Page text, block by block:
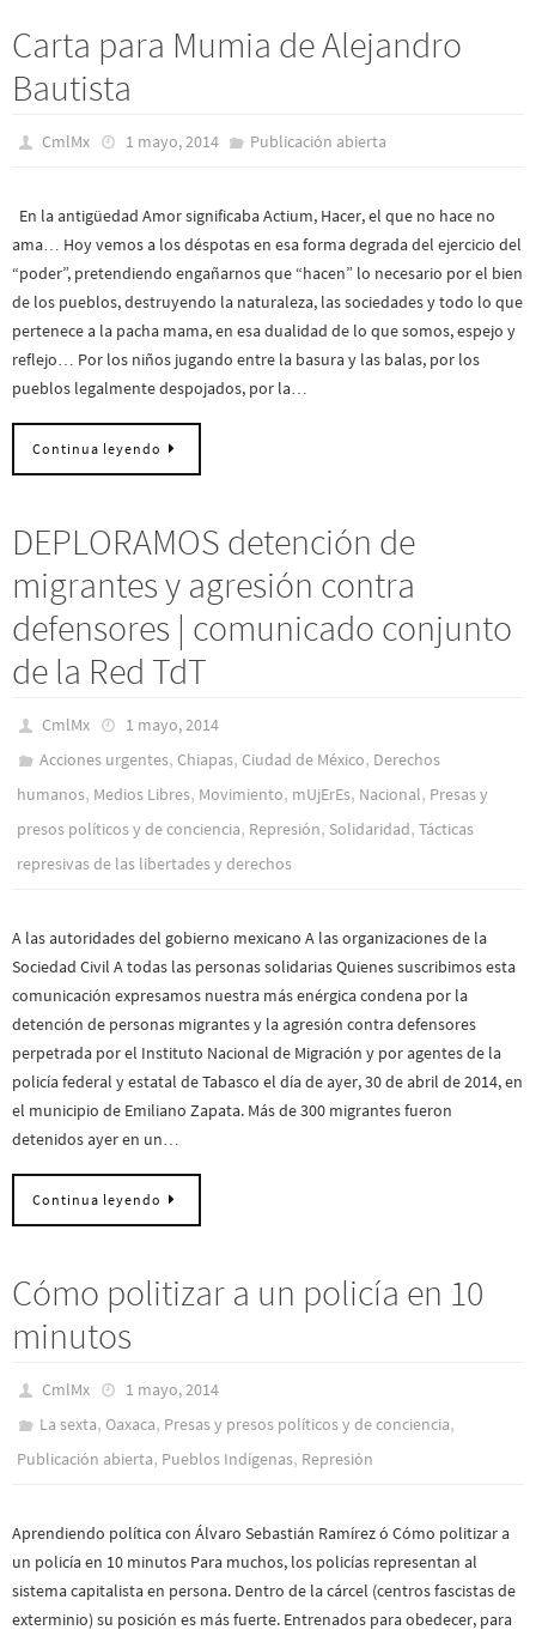
Carta para Mumia de Alejandro
Bautista
CmlMx 1 mayo, 2014 Publicación abierta
En la antigüedad Amor significaba Actium, Hacer, el que no hace no
ama… Hoy vemos a los déspotas en esa forma degrada del ejercicio del
“poder”, pretendiendo engañarnos que “hacen” lo necesario por el bien
de los pueblos, destruyendo la naturaleza, las sociedades y todo lo que
pertenece a la pacha mama, en esa dualidad de lo que somos, espejo y
reflejo… Por los niños jugando entre la basura y las balas, por los
pueblos legalmente despojados, por la…
Continua leyendo
DEPLORAMOS detención de
migrantes y agresión contra
defensores | comunicado conjunto
de la Red TdT
CmlMx
1 mayo, 2014
Acciones urgentes,Chiapas,Ciudad de México, Derechos
humanos, Medios Libres, Movimiento, mUjErEs, Nacional, Presas y
presos polí­ticos y de conciencia, Represión, Solidaridad, Tácticas
represivas de las libertades y derechos
A las autoridades del gobierno mexicano A las organizaciones de la
Sociedad Civil A todas las personas solidarias Quienes suscribimos esta
comunicación expresamos nuestra más enérgica condena por la
detención de personas migrantes y la agresión contra defensores
perpetrada por el Instituto Nacional de Migración y por agentes de la
policía federal y estatal de Tabasco el día de ayer, 30 de abril de 2014, en
el municipio de Emiliano Zapata. Más de 300 migrantes fueron
detenidos ayer en un…
Continua leyendo
Cómo politizar a un policía en 10
minutos
CmlMx
1 mayo, 2014
La sexta,Oaxaca, Presas y presos polí­ticos y de conciencia,
Publicación abierta, Pueblos Indí­genas, Represión
Aprendiendo política con Álvaro Sebastián Ramírez ó Cómo politizar a
un policía en 10 minutos Para muchos, los policías representan al
sistema capitalista en persona. Dentro de la cárcel (centros fascistas de
exterminio) su posición es más fuerte. Entrenados para obedecer, para